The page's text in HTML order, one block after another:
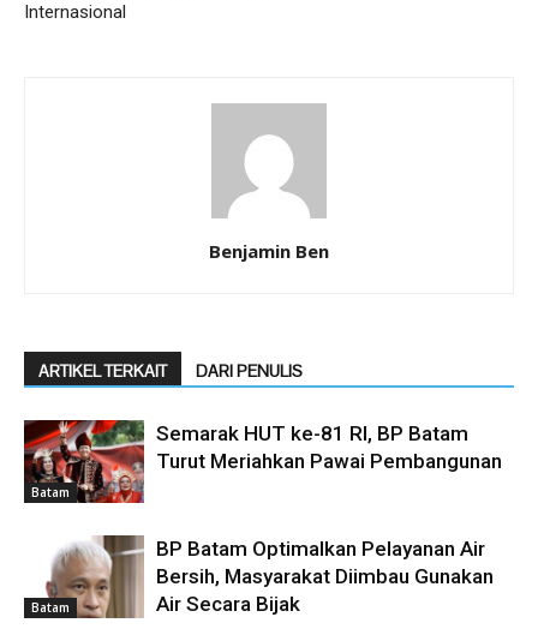
Internasional
Benjamin Ben
ARTIKEL TERKAIT DARI PENULIS
Batam
Semarak HUT ke-81 RI, BP Batam
Turut Meriahkan Pawai Pembangunan
Batam
BP Batam Optimalkan Pelayanan Air
Bersih, Masyarakat Diimbau Gunakan
Air Secara Bijak